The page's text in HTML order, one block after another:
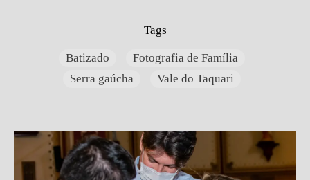
Tags
Batizado
Fotografia de Família
Serra gaúcha
Vale do Taquari